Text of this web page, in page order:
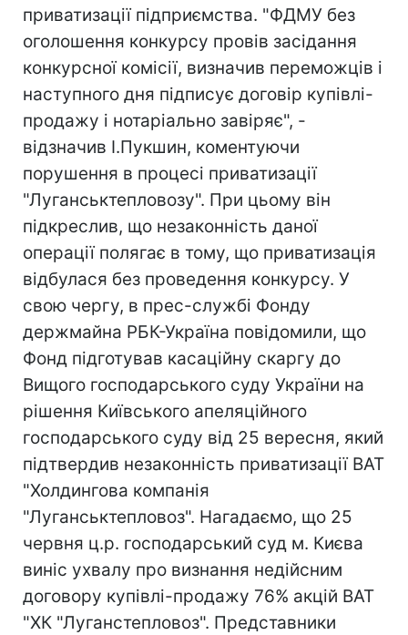
приватизації підприємства. "ФДМУ без
оголошення конкурсу провів засідання
конкурсної комісії, визначив переможців і
наступного дня підписує договір купівлі-
продажу і нотаріально завіряє", -
відзначив І.Пукшин, коментуючи
порушення в процесі приватизації
"Луганськтепловозу". При цьому він
підкреслив, що незаконність даної
операції полягає в тому, що приватизація
відбулася без проведення конкурсу. У
свою чергу, в прес-службі Фонду
держмайна РБК-Україна повідомили, що
Фонд підготував касаційну скаргу до
Вищого господарського суду України на
рішення Київського апеляційного
господарського суду від 25 вересня, який
підтвердив незаконність приватизації ВАТ
"Холдингова компанія
"Луганськтепловоз". Нагадаємо, що 25
червня ц.р. господарський суд м. Києва
виніс ухвалу про визнання недійсним
договору купівлі-продажу 76% акцій ВАТ
"ХК "Луганстепловоз". Представники